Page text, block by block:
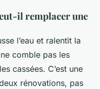
il remplacer une
l’eau et ralentit la
comble pas les
cassées. C’est une
rénovations, pas